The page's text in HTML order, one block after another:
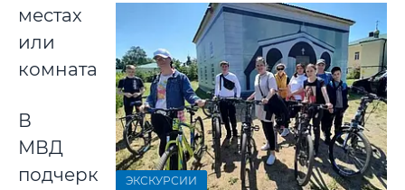
местах
или
комнатах.
В
МВД
подчеркивают,ЭКСКУРСИИ